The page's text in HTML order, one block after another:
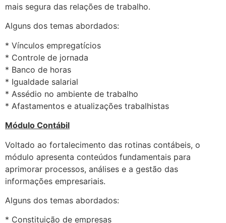
mais segura das relações de trabalho.
Alguns dos temas abordados:
* Vínculos empregatícios
* Controle de jornada
* Banco de horas
* Igualdade salarial
* Assédio no ambiente de trabalho
* Afastamentos e atualizações trabalhistas
Módulo Contábil
Voltado ao fortalecimento das rotinas contábeis, o
módulo apresenta conteúdos fundamentais para
aprimorar processos, análises e a gestão das
informações empresariais.
Alguns dos temas abordados:
* Constituição de empresas